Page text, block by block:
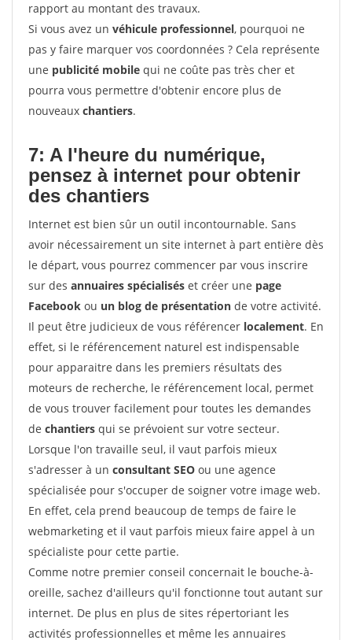
rapport au montant des travaux.
Si vous avez un véhicule professionnel, pourquoi ne
pas y faire marquer vos coordonnées ? Cela représente
une publicité mobile qui ne coûte pas très cher et
pourra vous permettre d'obtenir encore plus de
nouveaux chantiers.
7: A l'heure du numérique,
pensez à internet pour obtenir
des chantiers
Internet est bien sûr un outil incontournable. Sans
avoir nécessairement un site internet à part entière dès
le départ, vous pourrez commencer par vous inscrire
sur des annuaires spécialisés et créer une page
Facebook ou un blog de présentation de votre activité.
Il peut être judicieux de vous référencer localement. En
effet, si le référencement naturel est indispensable
pour apparaitre dans les premiers résultats des
moteurs de recherche, le référencement local, permet
de vous trouver facilement pour toutes les demandes
de chantiers qui se prévoient sur votre secteur.
Lorsque l'on travaille seul, il vaut parfois mieux
s'adresser à un consultant SEO ou une agence
spécialisée pour s'occuper de soigner votre image web.
En effet, cela prend beaucoup de temps de faire le
webmarketing et il vaut parfois mieux faire appel à un
spécialiste pour cette partie.
Comme notre premier conseil concernait le bouche-à-
oreille, sachez d'ailleurs qu'il fonctionne tout autant sur
internet. De plus en plus de sites répertoriant les
activités professionnelles et même les annuaires